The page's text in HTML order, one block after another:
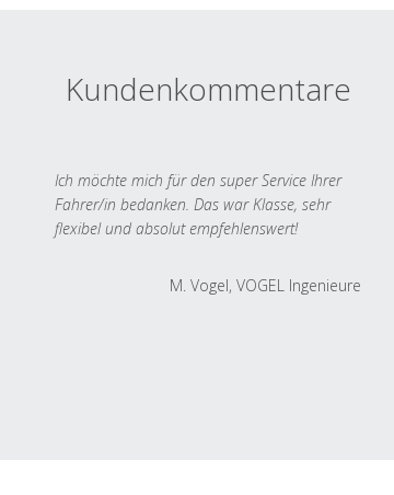
Kundenkommentare
Ich möchte mich für den super Service Ihrer
Fahrer/in bedanken. Das war Klasse, sehr
flexibel und absolut empfehlenswert!
M. Vogel, VOGEL Ingenieure